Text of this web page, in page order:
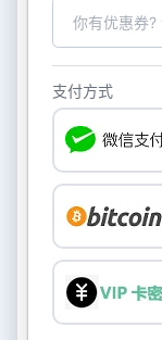
支付方式